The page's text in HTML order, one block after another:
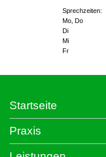
Sprechzeiten:
Mo, Do
Di
Mi
Fr
Startseite
Praxis